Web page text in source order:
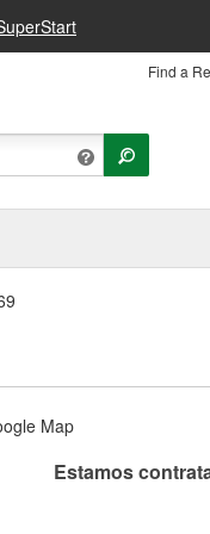
Find a
Estamos